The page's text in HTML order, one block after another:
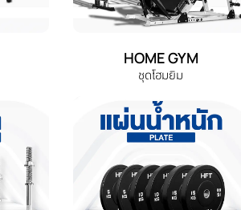
HOME GYM
ชุดโฮมยิม